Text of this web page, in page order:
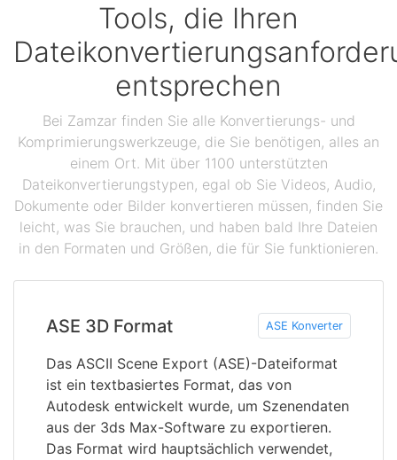
Tools, die Ihren
entsprechen
Bei Zamzar finden Sie alle Konvertierungs- und
Komprimierungswerkzeuge, die Sie benötigen, alles an
einem Ort. Mit über 1100 unterstützten
Dateikonvertierungstypen, egal ob Sie Videos, Audio,
Dokumente oder Bilder konvertieren müssen, finden Sie
leicht, was Sie brauchen, und haben bald Ihre Dateien
in den Formaten und Größen, die für Sie funktionieren.
ASE 3D Format ASE Konverter
Das ASCII Scene Export (ASE)-Dateiformat
ist ein textbasiertes Format, das von
Autodesk entwickelt wurde, um Szenendaten
aus der 3ds Max-Software zu exportieren.
Das Format wird hauptsächlich verwendet,